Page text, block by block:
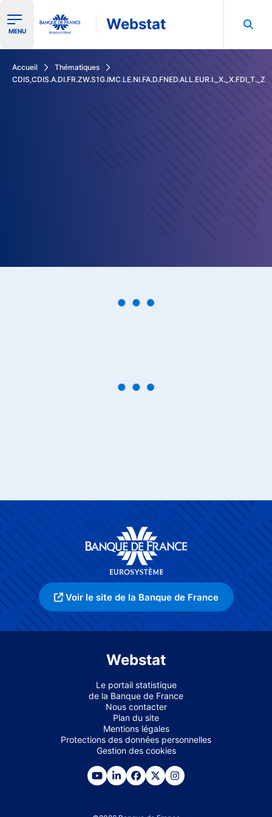
Ouvrir le menu de navigation
MENU Webstat
Accueil
Thématiques
CDIS,CDIS.A.DI.FR.ZW.S1G.IMC.LE.NI.FA.D.FNED.ALL.EUR.I._X._X.FDI_T._Z
Voir le site de la Banque de France
Webstat
Le portail statistique
de la Banque de France
Nous contacter
Plan du site
Mentions légales
Protections des données personnelles
Gestion des cookies